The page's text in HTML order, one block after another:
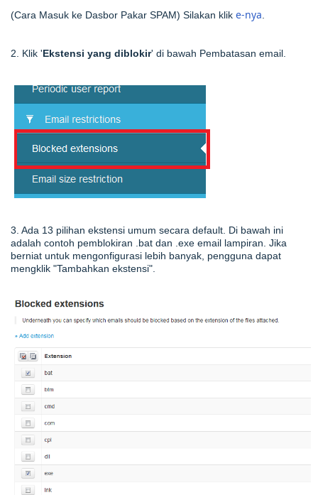
(Cara Masuk ke Dasbor Pakar SPAM) Silakan klik e-nya
2. Klik 'Ekstensi yang diblokir' di bawah Pembatasan email.
3. Ada 13 pilihan ekstensi umum secara default. Di bawah ini
adalah contoh pemblokiran .bat dan .exe email lampiran. Jika
berniat untuk mengonfigurasi lebih banyak, pengguna dapat
mengklik "Tambahkan ekstensi".